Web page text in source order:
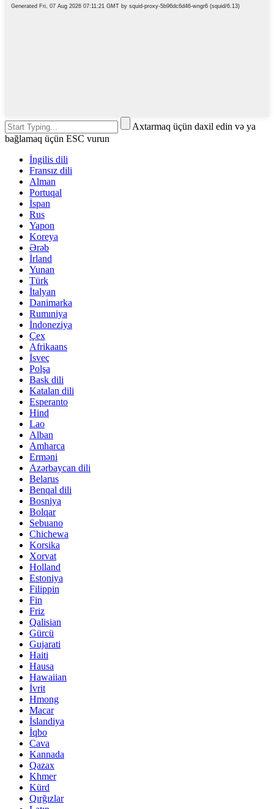
Axtarmaq üçün daxil edin və ya
bağlamaq üçün ESC vurun
İngilis dili
Fransız dili
Alman
Portuqal
İspan
Rus
Yapon
Koreya
Ərəb
İrland
Yunan
Türk
İtalyan
Danimarka
Rumıniya
İndoneziya
Çex
Afrikaans
İsveç
Polşa
Bask dili
Katalan dili
Esperanto
Hind
Lao
Alban
Amharca
Erməni
Azərbaycan dili
Belarus
Benqal dili
Bosniya
Bolqar
Sebuano
Chichewa
Korsika
Xorvat
Holland
Estoniya
Filippin
Fin
Friz
Qalisian
Gürcü
Gujarati
Haiti
Hausa
Hawaiian
İvrit
Hmong
Macar
İslandiya
İqbo
Cava
Kannada
Qazax
Khmer
Kürd
Qırğızlar